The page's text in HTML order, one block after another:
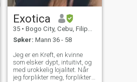
Exotica
35 • Bogo City, Cebu, Filippinene
Søker: Mann 36 - 58
Jeg er en Kreft, en kvinne
som elsker dypt, intuitivt, og
med urokkelig lojalitet. Når
jeg forplikter meg, forplikter